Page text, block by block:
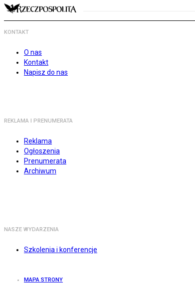
KONTAKT
O nas
Kontakt
Napisz do nas
REKLAMA I PRENUMERATA
Reklama
Ogłoszenia
Prenumerata
Archiwum
NASZE WYDARZENIA
Szkolenia i konferencje
MAPA STRONY